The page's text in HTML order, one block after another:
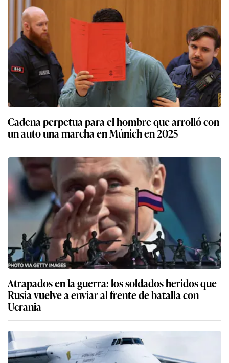
Cadena perpetua para el hombre que arrolló con
un auto una marcha en Múnich en 2025
Atrapados en la guerra: los soldados heridos que
Rusia vuelve a enviar al frente de batalla con
Ucrania